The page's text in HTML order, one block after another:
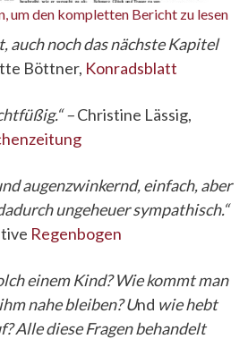
um den kompletten Bericht zu lesen
noch das nächste Kapitel
Böttner, Konradsblatt
–Christine Lässig,
augenzwinkernd, einfach, aber
ungeheuer sympathisch.“
Regenbogen
einem Kind? Wie kommt man
nahe bleiben? Und wie hebt
Alle diese Fragen behandelt